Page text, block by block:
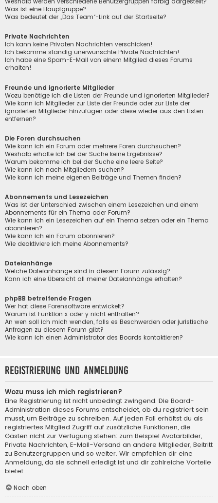
Was ist eine Hauptgruppe?
Was bedeutet der „Das Team“-Link auf der Startseite?
Private Nachrichten
Ich kann keine Privaten Nachrichten verschicken!
Ich bekomme ständig unerwünschte Private Nachrichten!
Ich habe eine Spam-E-Mail von einem Mitglied dieses Forums
erhalten!
Freunde und ignorierte Mitglieder
Wozu benötige ich die Listen der Freunde und ignorierten Mitglieder?
Wie kann ich Mitglieder zur Liste der Freunde oder zur Liste der
ignorierten Mitglieder hinzufügen oder diese wieder aus den Listen
entfernen?
Die Foren durchsuchen
Wie kann ich ein Forum oder mehrere Foren durchsuchen?
Weshalb erhalte ich bei der Suche keine Ergebnisse?
Warum bekomme ich bei der Suche eine leere Seite?
Wie kann ich nach Mitgliedern suchen?
Wie kann ich meine eigenen Beiträge und Themen finden?
Abonnements und Lesezeichen
Was ist der Unterschied zwischen einem Lesezeichen und einem
Abonnements für ein Thema oder Forum?
Wie kann ich ein Lesezeichen auf ein Thema setzen oder ein Thema
abonnieren?
Wie kann ich ein Forum abonnieren?
Wie deaktiviere ich meine Abonnements?
Dateianhänge
Welche Dateianhänge sind in diesem Forum zulässig?
Kann ich eine Übersicht all meiner Dateianhänge erhalten?
phpBB betreffende Fragen
Wer hat diese Forensoftware entwickelt?
Warum ist Funktion x oder y nicht enthalten?
An wen soll ich mich wenden, falls es Beschwerden oder juristische
Anfragen zu diesem Forum gibt?
Wie kann ich einen Administrator des Boards kontaktieren?
Registrierung und Anmeldung
Wozu muss ich mich registrieren?
Eine Registrierung ist nicht unbedingt zwingend. Die Board-
Administration dieses Forums entscheidet, ob du registriert sein
musst, um Beiträge zu schreiben. Auf jeden Fall erhältst du als
registriertes Mitglied Zugriff auf zusätzliche Funktionen, die
Gästen nicht zur Verfügung stehen: zum Beispiel Avatarbilder,
Private Nachrichten, E-Mail-Versand an andere Mitglieder, Beitritt
zu Benutzergruppen und so weiter. Wir empfehlen dir eine
Anmeldung, da sie schnell erledigt ist und dir zahlreiche Vorteile
bietet.
Nach oben